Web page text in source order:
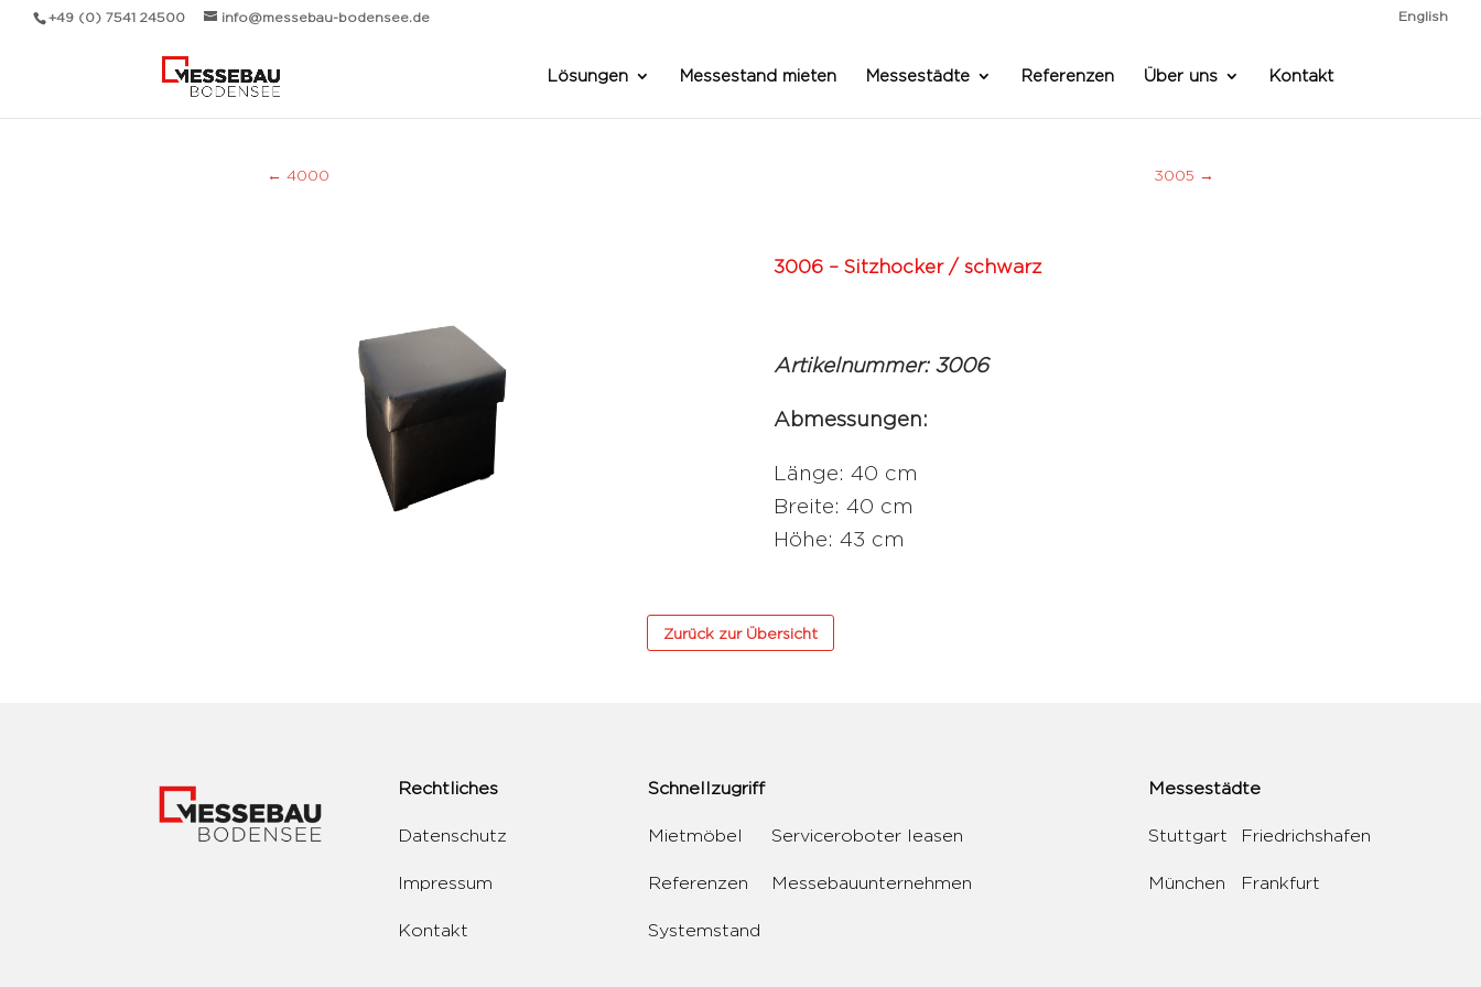
+49 (0) 7541 24500 info@messebau-bodensee.de English
Lösungen Messestand mieten Messestädte Referenzen Über uns Kontakt
← 4000 3005 →
3006 – Sitzhocker / schwarz
Artikelnummer: 3006
Abmessungen:
Länge: 40 cm
Breite: 40 cm
Höhe: 43 cm
Zurück zur Übersicht
Rechtliches
Datenschutz
Impressum
Kontakt
Schnellzugriff
Mietmöbel
Referenzen
Systemstand
Serviceroboter leasen
Messebauunternehmen
Messestädte
Stuttgart
München
Friedrichshafen
Frankfurt